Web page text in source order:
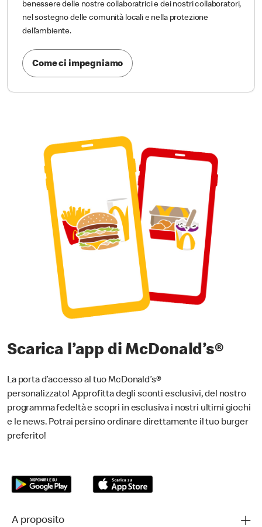
benessere delle nostre collaboratrici e dei nostri collaboratori,
nel sostegno delle comunità locali e nella protezione
dell’ambiente.
Come ci impegniamo
Scarica l’app di McDonald’s®
La porta d’accesso al tuo McDonald’s®
personalizzato! Approfitta degli sconti esclusivi, del nostro
programma fedeltà e scopri in esclusiva i nostri ultimi giochi
e le news. Potrai persino ordinare direttamente il tuo burger
preferito!
A proposito